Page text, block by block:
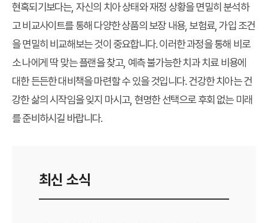
현혹되기보다는, 자신의 치아 상태와 재정 상황을 면밀히 분석하
고 비교사이트를 통해 다양한 상품의 보장 내용, 보험료, 가입 조건
을 면밀히 비교해보는 것이 중요합니다. 이러한 과정을 통해 비로
소 나에게 딱 맞는 플랜을 찾고, 예측 불가능한 치과 치료 비용에
대한 든든한 대비책을 마련할 수 있을 것입니다. 건강한 치아는 건
강한 삶의 시작임을 잊지 마시고, 현명한 선택으로 후회 없는 미래
를 준비하시길 바랍니다.
최신 소식